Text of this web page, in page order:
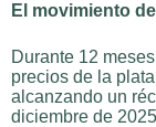
El movimiento
Durante 12
precios de la
alcanzando un
diciembre de